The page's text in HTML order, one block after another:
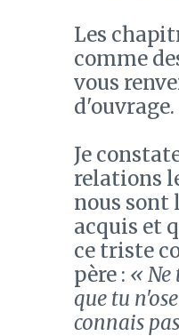
Les
comme
vous
d'ouvrage.
Je
relations
nous sont
acquis et
ce triste
père : « Ne
que tu
connais